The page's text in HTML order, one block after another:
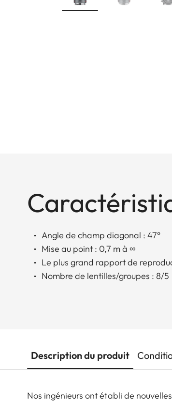
Angle de champ diagonal : 47°
Mise au point : 0,7 m à ∞
Le plus grand rapport de
Nombre de lentilles/groupes : 8/5
Description du produit
Nos ingénieurs ont établi de